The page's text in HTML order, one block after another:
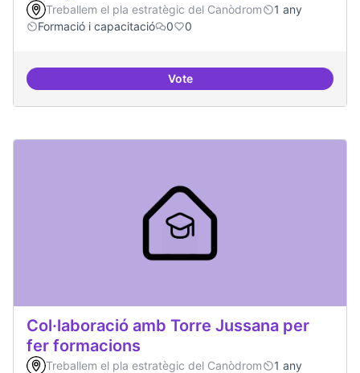
Treballem el pla estratègic del Canòdrom
1 any
Formació i capacitació
0 0
VoteTallers de col·laboració
Col·laboració amb Torre Jussana per
fer formacions
Treballem el pla estratègic del Canòdrom
1 any